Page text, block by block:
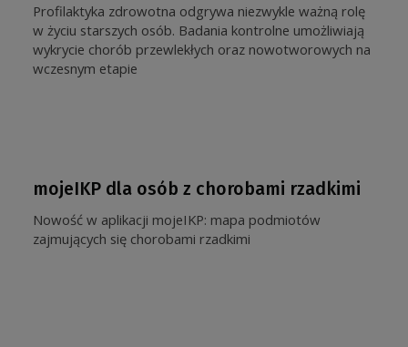
Profilaktyka zdrowotna odgrywa niezwykle ważną rolę
w życiu starszych osób. Badania kontrolne umożliwiają
wykrycie chorób przewlekłych oraz nowotworowych na
wczesnym etapie
mojeIKP dla osób z chorobami rzadkimi
Nowość w aplikacji mojeIKP: mapa podmiotów
zajmujących się chorobami rzadkimi